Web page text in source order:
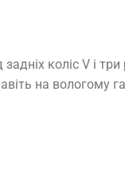
коліс V і
на вологому